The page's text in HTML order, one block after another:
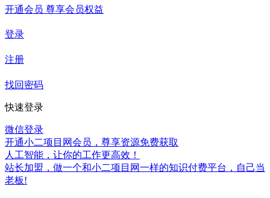
开通会员 尊享会员权益
登录
注册
找回密码
快速登录
微信登录
开通小二项目网会员，尊享资源免费获取
人工智能，让你的工作更高效！
站长加盟，做一个和小二项目网一样的知识付费平台，自己当
老板!